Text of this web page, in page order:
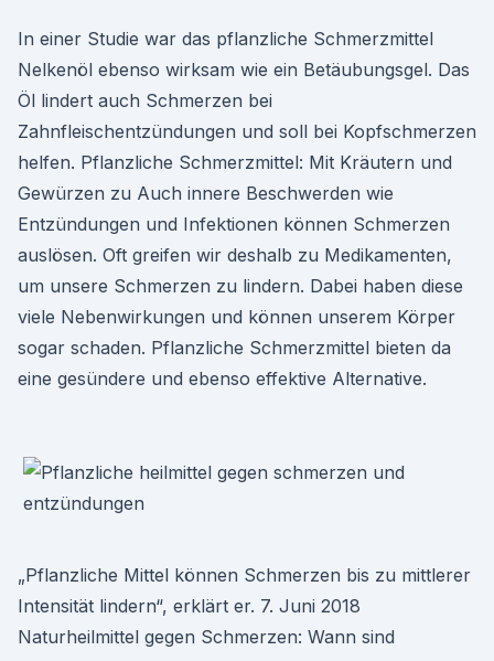
In einer Studie war das pflanzliche Schmerzmittel
Nelkenöl ebenso wirksam wie ein Betäubungsgel. Das
Öl lindert auch Schmerzen bei
Zahnfleischentzündungen und soll bei Kopfschmerzen
helfen. Pflanzliche Schmerzmittel: Mit Kräutern und
Gewürzen zu Auch innere Beschwerden wie
Entzündungen und Infektionen können Schmerzen
auslösen. Oft greifen wir deshalb zu Medikamenten,
um unsere Schmerzen zu lindern. Dabei haben diese
viele Nebenwirkungen und können unserem Körper
sogar schaden. Pflanzliche Schmerzmittel bieten da
eine gesündere und ebenso effektive Alternative.
„Pflanzliche Mittel können Schmerzen bis zu mittlerer
Intensität lindern“, erklärt er. 7. Juni 2018
Naturheilmittel gegen Schmerzen: Wann sind